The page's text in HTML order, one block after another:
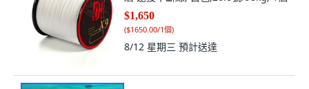
$1,650
($1650.00/1個)
8/12 星期三 預計送達